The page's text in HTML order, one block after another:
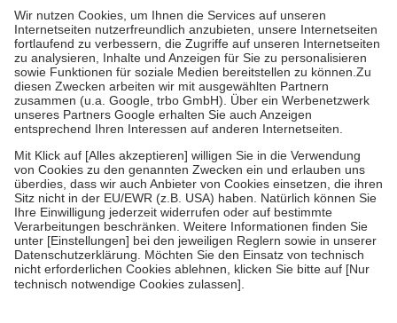
höchstens zehn Euro.
Es sind jedoch nie mehr als die tatsächlichen
Kosten der Leistung zu entrichten.
Diese Regeln gelten grundsätzlich auch für Online-Apotheken.
Bei Heilmitteln und häuslicher Krankenpflege beträgt die
Zuzahlung zehn Prozent der Kosten sowie zehn Euro je
Verordnung.
Um das Engagement der Versicherten für ihre eigene Gesundheit zu
stärken und die besondere Stellung der Familie zu unterstützen,
fallenkeine Zuzahlungenan bei:
• Kindern und Jugendlichen bis zum vollendeten 18. Lebensjahr
mit Ausnahme der Fahrkosten
• Untersuchungen zur Vorsorge und Früherkennung, die von der
GKV getragen werden
• empfohlenen Schutzimpfungen
• Harn- und Blutteststreifen